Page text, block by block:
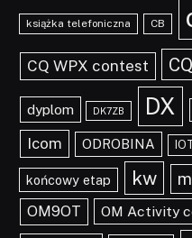
książka telefoniczna CB
CQ WPX contest
dyplom DK7ZB DX
Icom ODROBINA
końcowy etap kw
OM9OT OM Activity